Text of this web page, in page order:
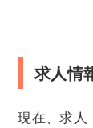
求人情
現在、求人